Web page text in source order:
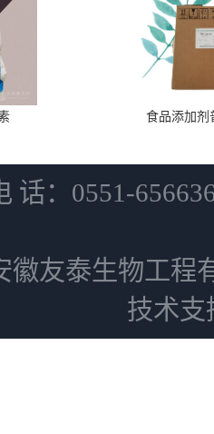
食品添加剂
话：0551-
徽友泰生物工程
技术